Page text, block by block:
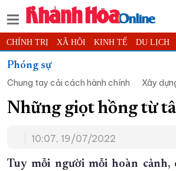
CHÍNH TRỊ XÃ HỘI KINH TẾ DU LỊCH
THỂ THAO
KHOA HỌC - CÔNG NGHỆ PHÁP LUẬT
THẾ GIỚI MULTIMEDIA VIDEO ĐỌC
QUY HOẠCH TỈNH KHÁNH HÒA
TRƯỜNG SA BIỂN ĐẢO QUÊ HƯƠNG
Phóng sự
Chung tay cải cách hành chính
Xây
Những giọt hồng từ
10:07, 19/07/2022
Tuy mỗi người mỗi hoàn